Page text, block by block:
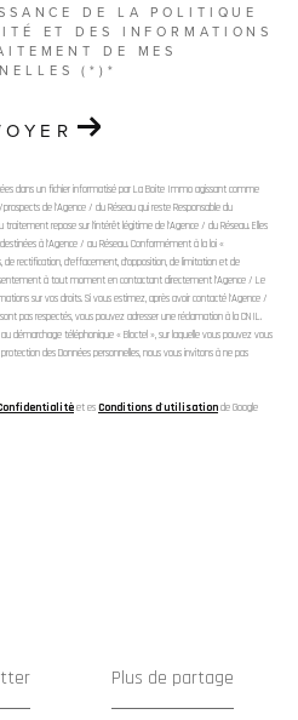
DE LA POLITIQUE
ET DES INFORMATIONS
DE MES
(*)*
dans un fichier informatisé par La Boite Immo agissant comme
de l'Agence / du Réseau qui reste Responsable du
traitement repose sur l'intérêt légitime de l'Agence / du Réseau. Elles
à l'Agence / au Réseau. Conformément à la loi «
rectification, d’effacement, d’opposition, de limitation et de
à tout moment en contactant directement l’Agence / Le
sur vos droits. Si vous estimez, après avoir contacté l'Agence /
pas respectés, vous pouvez adresser une réclamation à la CNIL.
démarchage téléphonique « Bloctel », sur laquelle vous pouvez vous
protection des Données personnelles, nous vous invitons à ne pas
et esConditions d'utilisationde Google
Plus de partage